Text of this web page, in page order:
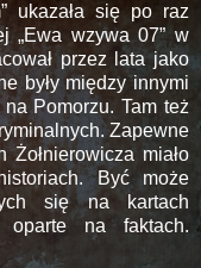
ukazała się po raz
„Ewa wzywa07” w
przez lata jako
były między innymi
Pomorzu. Tam też
Zapewne
miało
Być może
się na kartach
oparte na faktach.